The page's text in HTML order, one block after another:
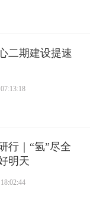
二期建设提速
行｜“氢”尽全
明天